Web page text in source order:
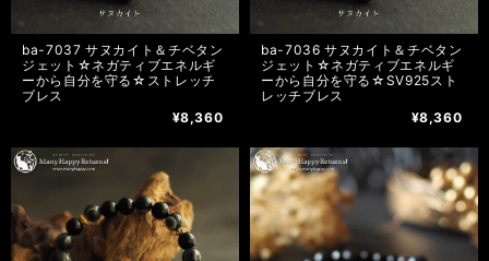
ba-7037 サヌカイト＆チベタン
ジェット☆ネガティブエネルギ
ーから自分を守る☆ストレッチ
ブレス
¥8,360
ba-7036 サヌカイト＆チベタン
ジェット☆ネガティブエネルギ
ーから自分を守る☆SV925スト
レッチブレス
¥8,360